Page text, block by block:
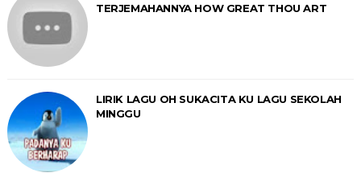
TERJEMAHANNYA HOW GREAT THOU ART
LIRIK LAGU OH SUKACITA KU LAGU SEKOLAH
MINGGU